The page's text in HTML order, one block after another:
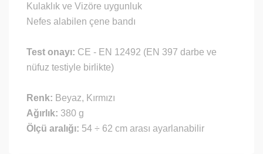
Kulaklık ve Vizöre uygunluk
Nefes alabilen çene bandı
Test onayı: CE - EN 12492 (EN 397 darbe ve
nüfuz testiyle birlikte)
Renk: Beyaz, Kırmızı
Ağırlık: 380 g
Ölçü aralığı: 54 ÷ 62 cm arası ayarlanabilir